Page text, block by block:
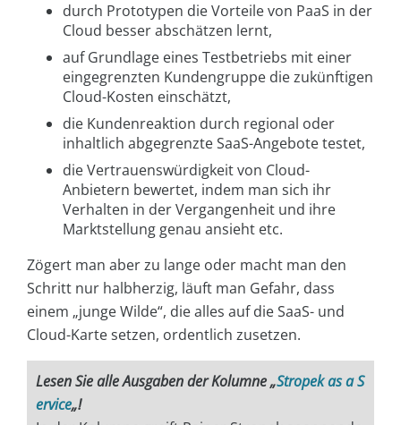
durch Prototypen die Vorteile von PaaS in der
Cloud besser abschätzen lernt,
auf Grundlage eines Testbetriebs mit einer
eingegrenzten Kundengruppe die zukünftigen
Cloud-Kosten einschätzt,
die Kundenreaktion durch regional oder
inhaltlich abgegrenzte SaaS-Angebote testet,
die Vertrauenswürdigkeit von Cloud-
Anbietern bewertet, indem man sich ihr
Verhalten in der Vergangenheit und ihre
Marktstellung genau ansieht etc.
Zögert man aber zu lange oder macht man den
Schritt nur halbherzig, läuft man Gefahr, dass
einem „junge Wilde“, die alles auf die SaaS- und
Cloud-Karte setzen, ordentlich zusetzen.
Lesen Sie alle Ausgaben der Kolumne „Stropek as a S
ervice„!